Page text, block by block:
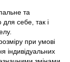
та
себе, так і
при умові
індивідуальних